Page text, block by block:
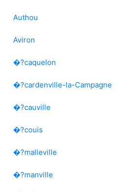
Authou
Aviron
�?caquelon
�?cardenville-la-Campagne
�?cauville
�?couis
�?malleville
�?manville